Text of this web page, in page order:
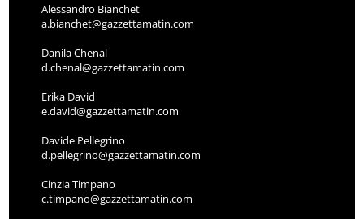
Alessandro Bianchet
a.bianchet@gazzettamatin.com
Danila Chenal
d.chenal@gazzettamatin.com
Erika David
e.david@gazzettamatin.com
Davide Pellegrino
d.pellegrino@gazzettamatin.com
Cinzia Timpano
c.timpano@gazzettamatin.com